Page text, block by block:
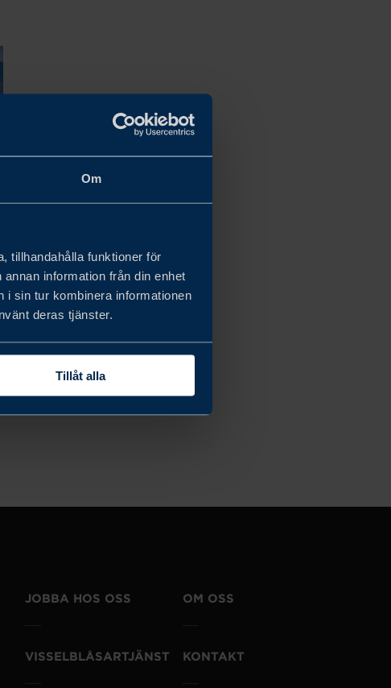
Om
tillhandahålla funktioner för
information från din enhet
i sin tur kombinera informationen
deras tjänster.
Tillåt alla
JOBBA HOS OSS OM OSS
VISSELBLÅSARTJÄNST KONTAKT